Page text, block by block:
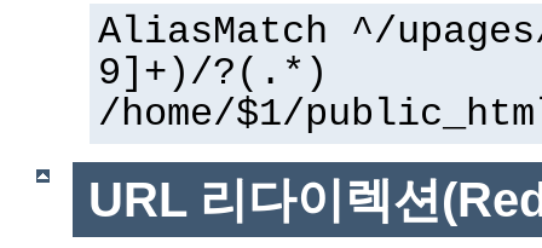
AliasMatch ^/
9]+)/?(.*)
/home/$1/
URL 리다이렉션